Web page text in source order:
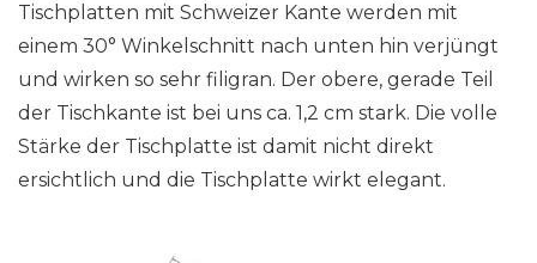
Tischplatten mit Schweizer Kante werden mit
einem 30° Winkelschnitt nach unten hin verjüngt
und wirken so sehr filigran. Der obere, gerade Teil
der Tischkante ist bei uns ca. 1,2 cm stark. Die volle
Stärke der Tischplatte ist damit nicht direkt
ersichtlich und die Tischplatte wirkt elegant.